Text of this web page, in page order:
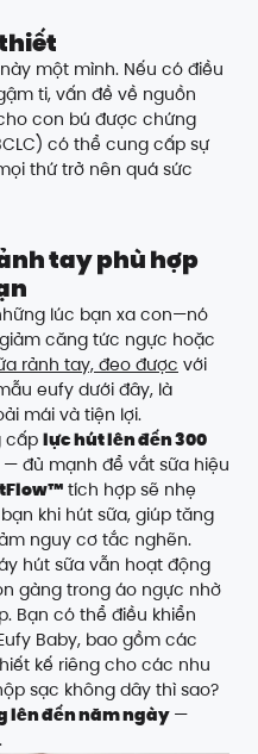
một mình. Nếu có điều
ti, vấn đề về nguồn
con bú được chứng
có thể cung cấp sự
thứ trở nên quá sức
tay phù hợp
lúc bạn xa con—nó
căng tức ngực hoặc
rảnh tay, đeo được với
eufy dưới đây, là
mái và tiện lợi.
cấp lực hút lên đến 300
— đủ mạnh để vắt sữa hiệu
tích hợp sẽ nhẹ
khi hút sữa, giúp tăng
nguy cơ tắc nghẽn.
hút sữa vẫn hoạt động
gàng trong áo ngực nhờ
Bạn có thể điều khiển
Baby, bao gồm các
kế riêng cho các nhu
sạc không dây thì sao?
lên đến năm ngày—